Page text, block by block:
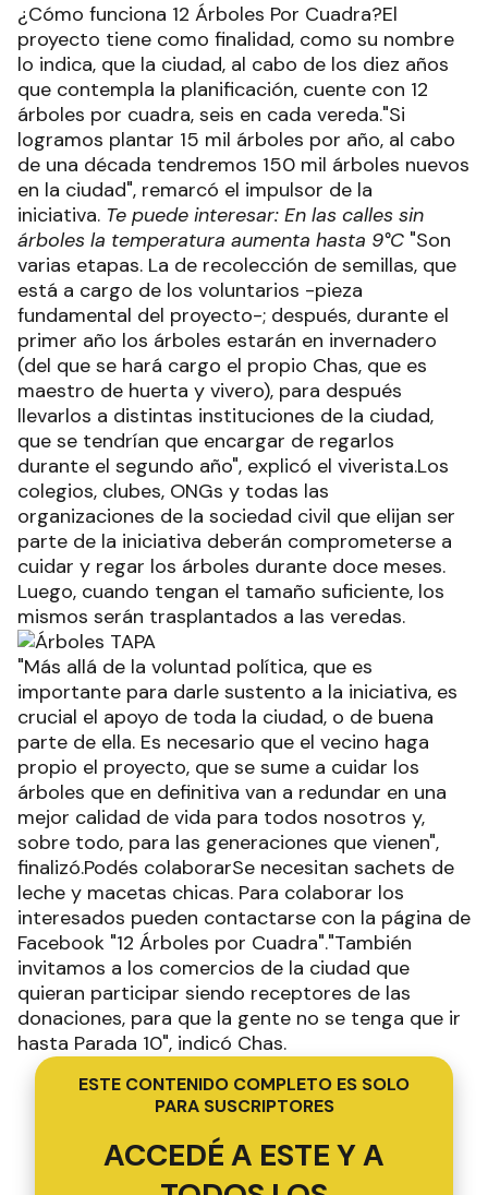
¿Cómo funciona 12 Árboles Por Cuadra?El
proyecto tiene como finalidad, como su nombre
lo indica, que la ciudad, al cabo de los diez años
que contempla la planificación, cuente con 12
árboles por cuadra, seis en cada vereda."Si
logramos plantar 15 mil árboles por año, al cabo
de una década tendremos 150 mil árboles nuevos
en la ciudad", remarcó el impulsor de la
iniciativa. Te puede interesar: En las calles sin
árboles la temperatura aumenta hasta 9°C "Son
varias etapas. La de recolección de semillas, que
está a cargo de los voluntarios -pieza
fundamental del proyecto-; después, durante el
primer año los árboles estarán en invernadero
(del que se hará cargo el propio Chas, que es
maestro de huerta y vivero), para después
llevarlos a distintas instituciones de la ciudad,
que se tendrían que encargar de regarlos
durante el segundo año", explicó el viverista.Los
colegios, clubes, ONGs y todas las
organizaciones de la sociedad civil que elijan ser
parte de la iniciativa deberán comprometerse a
cuidar y regar los árboles durante doce meses.
Luego, cuando tengan el tamaño suficiente, los
mismos serán trasplantados a las veredas.
"Más allá de la voluntad política, que es
importante para darle sustento a la iniciativa, es
crucial el apoyo de toda la ciudad, o de buena
parte de ella. Es necesario que el vecino haga
propio el proyecto, que se sume a cuidar los
árboles que en definitiva van a redundar en una
mejor calidad de vida para todos nosotros y,
sobre todo, para las generaciones que vienen",
finalizó.Podés colaborarSe necesitan sachets de
leche y macetas chicas. Para colaborar los
interesados pueden contactarse con la página de
Facebook "12 Árboles por Cuadra"."También
invitamos a los comercios de la ciudad que
quieran participar siendo receptores de las
donaciones, para que la gente no se tenga que ir
hasta Parada 10", indicó Chas.
ESTE CONTENIDO COMPLETO ES SOLO
PARA SUSCRIPTORES
ACCEDÉ A ESTE Y A